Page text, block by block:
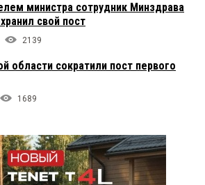
министра сотрудник Минздрава
свой пост
2139
области сократили пост первого
1689